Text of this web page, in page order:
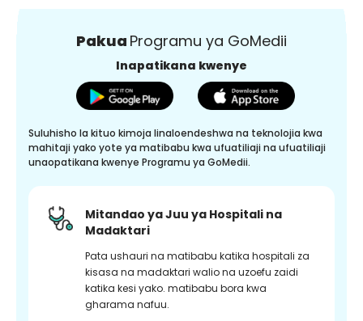
Pakua Programu ya GoMedii
Inapatikana kwenye
Suluhisho la kituo kimoja linaloendeshwa na teknolojia kwa
mahitaji yako yote ya matibabu kwa ufuatiliaji na ufuatiliaji
unaopatikana kwenye Programu ya GoMedii.
Mitandao ya Juu ya Hospitali na
Madaktari
Pata ushauri na matibabu katika hospitali za
kisasa na madaktari walio na uzoefu zaidi
katika kesi yako. matibabu bora kwa
gharama nafuu.